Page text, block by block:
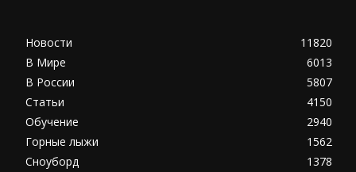
Новости
11820
В Мире
6013
В России
5807
Статьи
4150
Обучение
2940
Горные лыжи
1562
Сноуборд
1378